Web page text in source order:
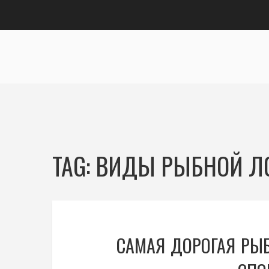
TAG: ВИДЫ РЫБНОЙ
САМАЯ ДОРОГАЯ